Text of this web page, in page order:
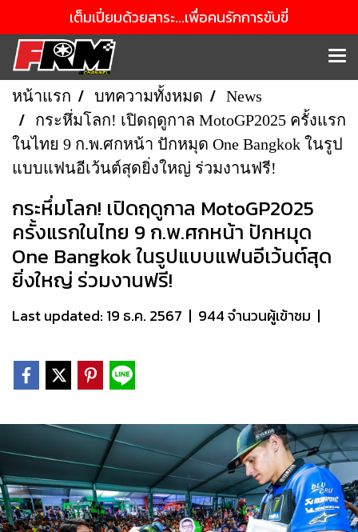
เต็มเปี่ยมด้วยสาระ...เพื่อคนรักการขับขี่
หน้าแรก บทความทั้งหมด
News
กระหึ่มโลก! เปิดฤดูกาล MotoGP2025 ครั้งแรก
ในไทย 9 ก.พ.ศกหน้า ปักหมุด One Bangkok ในรูป
แบบแฟนอีเว้นต์สุดยิ่งใหญ่ ร่วมงานฟรี!
กระหึ่มโลก! เปิดฤดูกาล MotoGP2025
ครั้งแรกในไทย 9 ก.พ.ศกหน้า ปักหมุด
One Bangkok ในรูปแบบแฟนอีเว้นต์สุด
ยิ่งใหญ่ ร่วมงานฟรี!
Last updated: 19 ธ.ค. 2567 | 944 จำนวนผู้เข้าชม |